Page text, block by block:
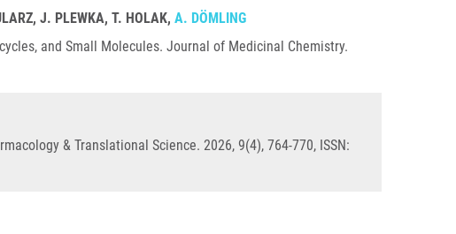
J. PLEWKA, T. HOLAK, A. DÖMLING
and Small Molecules. Journal of Medicinal Chemistry.
& Translational Science. 2026, 9(4), 764-770, ISSN: